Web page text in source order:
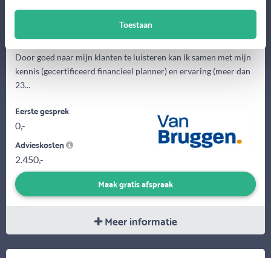
Toestaan
Door goed naar mijn klanten te luisteren kan ik samen met mijn
kennis (gecertificeerd financieel planner) en ervaring (meer dan
23...
Eerste gesprek
0,-
Advieskosten
2.450,-
Maak gratis afspraak
Meer informatie